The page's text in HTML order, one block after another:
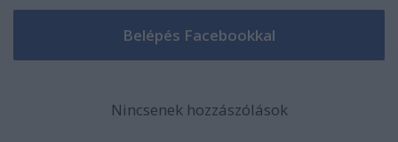
Nincsenek hozzászólások